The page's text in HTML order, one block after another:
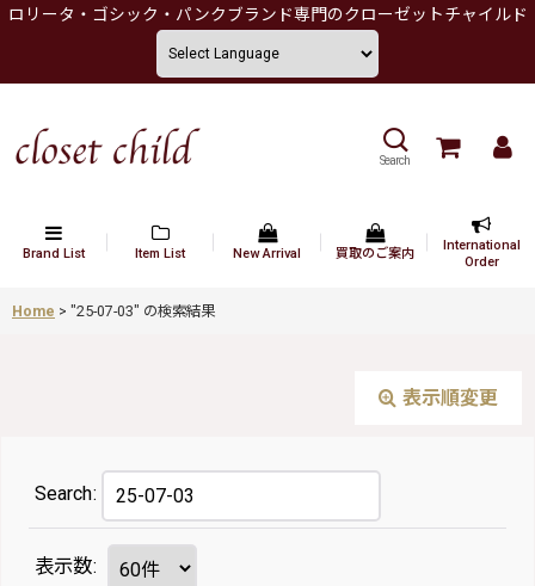
ロリータ・ゴシック・パンクブランド専門のクローゼットチャイルド
Search
Brand List Item List New Arrival 買取のご案内
International
Order
Home > "25-07-03" の検索結果
表示順変更
Search:
表示数: